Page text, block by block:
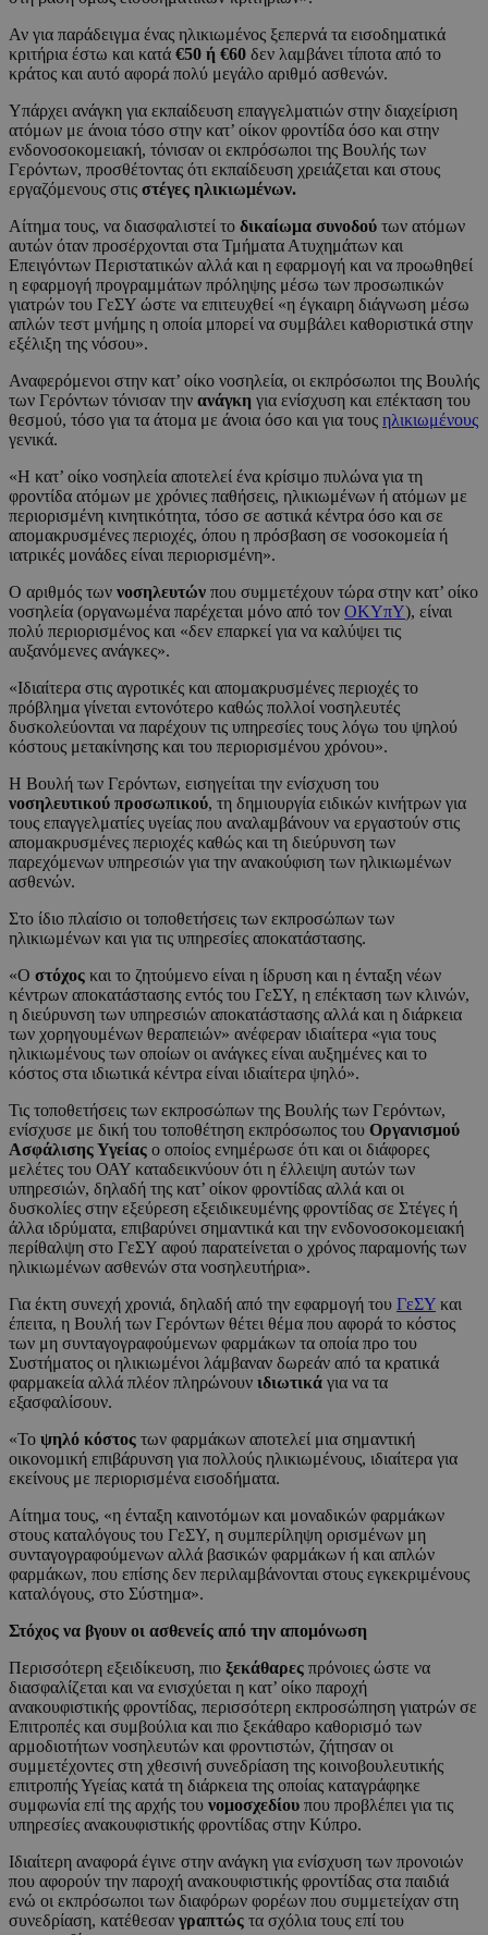
Αν για παράδειγμα ένας ηλικιωμένος ξεπερνά τα εισοδηματικά
κριτήρια έστω και κατά €50 ή €60 δεν λαμβάνει τίποτα από το
κράτος και αυτό αφορά πολύ μεγάλο αριθμό ασθενών.
Υπάρχει ανάγκη για εκπαίδευση επαγγελματιών στην διαχείριση
ατόμων με άνοια τόσο στην κατ’ οίκον φροντίδα όσο και στην
ενδονοσοκομειακή, τόνισαν οι εκπρόσωποι της Βουλής των
Γερόντων, προσθέτοντας ότι εκπαίδευση χρειάζεται και στους
εργαζόμενους στις στέγες ηλικιωμένων.
Αίτημα τους, να διασφαλιστεί το δικαίωμα συνοδού των ατόμων
αυτών όταν προσέρχονται στα Τμήματα Ατυχημάτων και
Επειγόντων Περιστατικών αλλά και η εφαρμογή και να προωθηθεί
η εφαρμογή προγραμμάτων πρόληψης μέσω των προσωπικών
γιατρών του ΓεΣΥ ώστε να επιτευχθεί «η έγκαιρη διάγνωση μέσω
απλών τεστ μνήμης η οποία μπορεί να συμβάλει καθοριστικά στην
εξέλιξη της νόσου».
Αναφερόμενοι στην κατ’ οίκο νοσηλεία, οι εκπρόσωποι της Βουλής
των Γερόντων τόνισαν την ανάγκη για ενίσχυση και επέκταση του
θεσμού, τόσο για τα άτομα με άνοια όσο και για τους ηλικιωμένους
γενικά.
«Η κατ’ οίκο νοσηλεία αποτελεί ένα κρίσιμο πυλώνα για τη
φροντίδα ατόμων με χρόνιες παθήσεις, ηλικιωμένων ή ατόμων με
περιορισμένη κινητικότητα, τόσο σε αστικά κέντρα όσο και σε
απομακρυσμένες περιοχές, όπου η πρόσβαση σε νοσοκομεία ή
ιατρικές μονάδες είναι περιορισμένη».
Ο αριθμός των νοσηλευτών που συμμετέχουν τώρα στην κατ’ οίκο
νοσηλεία (οργανωμένα παρέχεται μόνο από τον ΟΚΥπΥ), είναι
πολύ περιορισμένος και «δεν επαρκεί για να καλύψει τις
αυξανόμενες ανάγκες».
«Ιδιαίτερα στις αγροτικές και απομακρυσμένες περιοχές το
πρόβλημα γίνεται εντονότερο καθώς πολλοί νοσηλευτές
δυσκολεύονται να παρέχουν τις υπηρεσίες τους λόγω του ψηλού
κόστους μετακίνησης και του περιορισμένου χρόνου».
Η Βουλή των Γερόντων, εισηγείται την ενίσχυση του
νοσηλευτικού προσωπικού, τη δημιουργία ειδικών κινήτρων για
τους επαγγελματίες υγείας που αναλαμβάνουν να εργαστούν στις
απομακρυσμένες περιοχές καθώς και τη διεύρυνση των
παρεχόμενων υπηρεσιών για την ανακούφιση των ηλικιωμένων
ασθενών.
Στο ίδιο πλαίσιο οι τοποθετήσεις των εκπροσώπων των
ηλικιωμένων και για τις υπηρεσίες αποκατάστασης.
«Ο στόχος και το ζητούμενο είναι η ίδρυση και η ένταξη νέων
κέντρων αποκατάστασης εντός του ΓεΣΥ, η επέκταση των κλινών,
η διεύρυνση των υπηρεσιών αποκατάστασης αλλά και η διάρκεια
των χορηγουμένων θεραπειών» ανέφεραν ιδιαίτερα «για τους
ηλικιωμένους των οποίων οι ανάγκες είναι αυξημένες και το
κόστος στα ιδιωτικά κέντρα είναι ιδιαίτερα ψηλό».
Τις τοποθετήσεις των εκπροσώπων της Βουλής των Γερόντων,
ενίσχυσε με δική του τοποθέτηση εκπρόσωπος του Οργανισμού
Ασφάλισης Υγείας ο οποίος ενημέρωσε ότι και οι διάφορες
μελέτες του ΟΑΥ καταδεικνύουν ότι η έλλειψη αυτών των
υπηρεσιών, δηλαδή της κατ’ οίκον φροντίδας αλλά και οι
δυσκολίες στην εξεύρεση εξειδικευμένης φροντίδας σε Στέγες ή
άλλα ιδρύματα, επιβαρύνει σημαντικά και την ενδονοσοκομειακή
περίθαλψη στο ΓεΣΥ αφού παρατείνεται ο χρόνος παραμονής των
ηλικιωμένων ασθενών στα νοσηλευτήρια».
Για έκτη συνεχή χρονιά, δηλαδή από την εφαρμογή του ΓεΣΥ και
έπειτα, η Βουλή των Γερόντων θέτει θέμα που αφορά το κόστος
των μη συνταγογραφούμενων φαρμάκων τα οποία προ του
Συστήματος οι ηλικιωμένοι λάμβαναν δωρεάν από τα κρατικά
φαρμακεία αλλά πλέον πληρώνουν ιδιωτικά για να τα
εξασφαλίσουν.
«Το ψηλό κόστος των φαρμάκων αποτελεί μια σημαντική
οικονομική επιβάρυνση για πολλούς ηλικιωμένους, ιδιαίτερα για
εκείνους με περιορισμένα εισοδήματα.
Αίτημα τους, «η ένταξη καινοτόμων και μοναδικών φαρμάκων
στους καταλόγους του ΓεΣΥ, η συμπερίληψη ορισμένων μη
συνταγογραφούμενων αλλά βασικών φαρμάκων ή και απλών
φαρμάκων, που επίσης δεν περιλαμβάνονται στους εγκεκριμένους
καταλόγους, στο Σύστημα».
Στόχος να βγουν οι ασθενείς από την απομόνωση
Περισσότερη εξειδίκευση, πιο ξεκάθαρες πρόνοιες ώστε να
διασφαλίζεται και να ενισχύεται η κατ’ οίκο παροχή
ανακουφιστικής φροντίδας, περισσότερη εκπροσώπηση γιατρών σε
Επιτροπές και συμβούλια και πιο ξεκάθαρο καθορισμό των
αρμοδιοτήτων νοσηλευτών και φροντιστών, ζήτησαν οι
συμμετέχοντες στη χθεσινή συνεδρίαση της κοινοβουλευτικής
επιτροπής Υγείας κατά τη διάρκεια της οποίας καταγράφηκε
συμφωνία επί της αρχής του νομοσχεδίου που προβλέπει για τις
υπηρεσίες ανακουφιστικής φροντίδας στην Κύπρο.
Ιδιαίτερη αναφορά έγινε στην ανάγκη για ενίσχυση των προνοιών
που αφορούν την παροχή ανακουφιστικής φροντίδας στα παιδιά
ενώ οι εκπρόσωποι των διαφόρων φορέων που συμμετείχαν στη
συνεδρίαση, κατέθεσαν γραπτώς τα σχόλια τους επί του